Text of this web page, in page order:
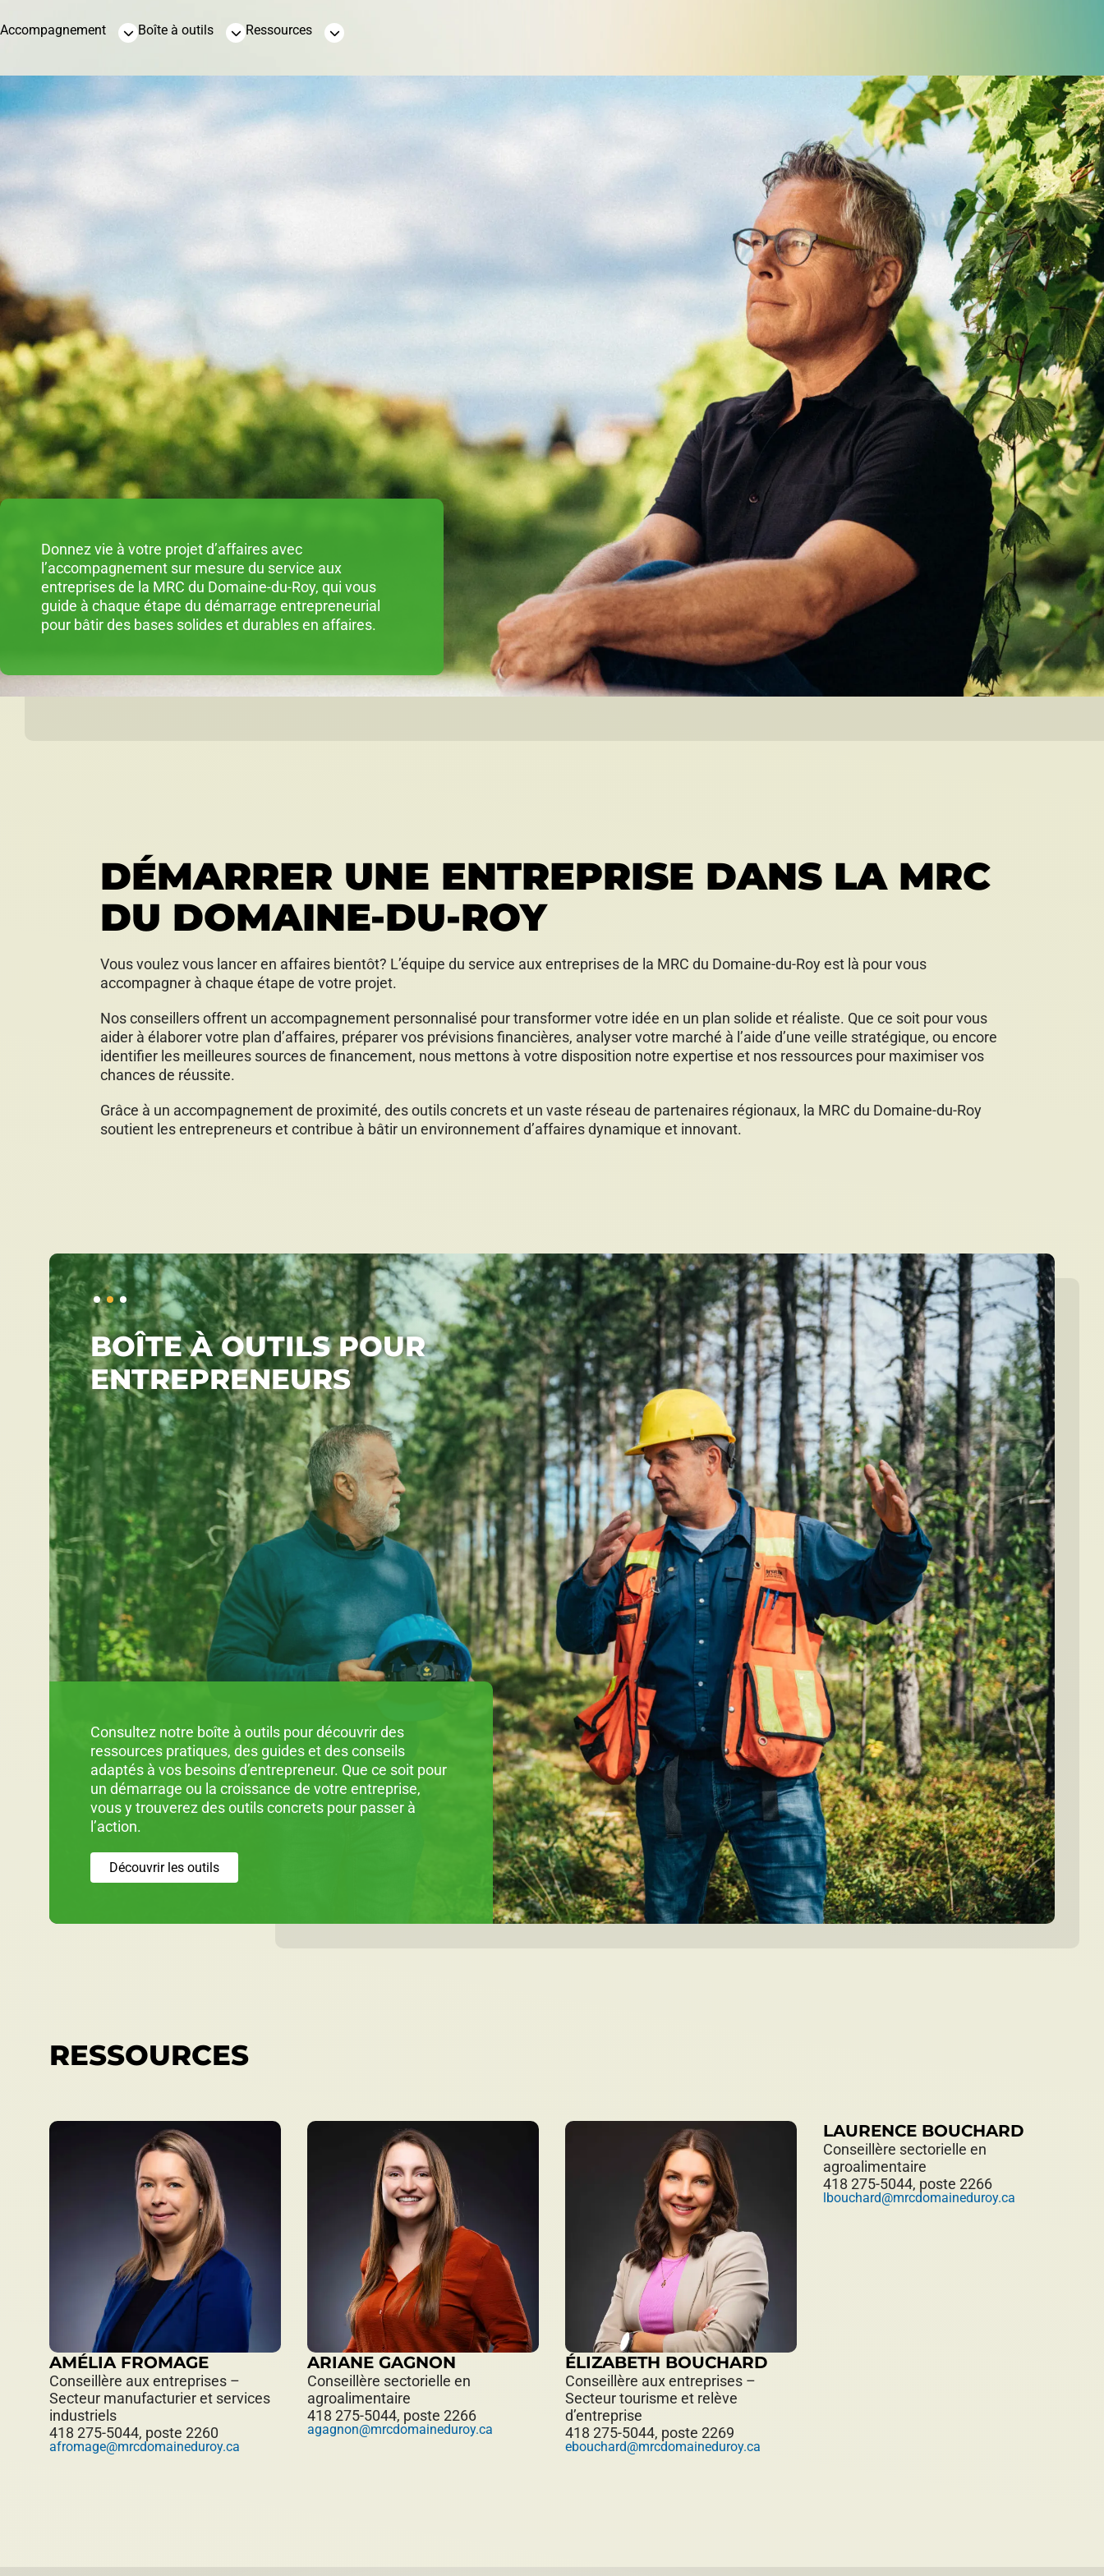
Sable et gravier Villégiature
Vente pour non-
Accompagnement Boîte à outils Ressources
Donnez vie à votre projet d’affaires avec
l’accompagnement sur mesure du service aux
entreprises de la MRC du Domaine-du-Roy, qui vous
guide à chaque étape du démarrage entrepreneurial
pour bâtir des bases solides et durables en affaires.
DÉMARRER UNE ENTREPRISE DANS LA MRC
DU DOMAINE-DU-ROY
Vous voulez vous lancer en affaires bientôt? L’équipe du service aux entreprises de la MRC du Domaine-du-Roy est là pour vous
accompagner à chaque étape de votre projet.
Nos conseillers offrent un accompagnement personnalisé pour transformer votre idée en un plan solide et réaliste. Que ce soit pour vous
aider à élaborer votre plan d’affaires, préparer vos prévisions financières, analyser votre marché à l’aide d’une veille stratégique, ou encore
identifier les meilleures sources de financement, nous mettons à votre disposition notre expertise et nos ressources pour maximiser vos
chances de réussite.
Grâce à un accompagnement de proximité, des outils concrets et un vaste réseau de partenaires régionaux, la MRC du Domaine-du-Roy
soutient les entrepreneurs et contribue à bâtir un environnement d’affaires dynamique et innovant.
BOÎTE À OUTILS POUR
ENTREPRENEURS
Consultez notre boîte à outils pour découvrir des
ressources pratiques, des guides et des conseils
adaptés à vos besoins d’entrepreneur. Que ce soit pour
un démarrage ou la croissance de votre entreprise,
vous y trouverez des outils concrets pour passer à
l’action.
Découvrir les outils
RESSOURCES
AMÉLIA FROMAGE
Conseillère aux entreprises –
Secteur manufacturier et services
industriels
418 275-5044, poste 2260
afromage@mrcdomaineduroy.ca
ARIANE GAGNON
Conseillère sectorielle en
agroalimentaire
418 275-5044, poste 2266
agagnon@mrcdomaineduroy.ca
ÉLIZABETH BOUCHARD
Conseillère aux entreprises –
Secteur tourisme et relève
d’entreprise
418 275-5044, poste 2269
ebouchard@mrcdomaineduroy.ca
LAURENCE BOUCHARD
Conseillère sectorielle en
agroalimentaire
418 275-5044, poste 2266
lbouchard@mrcdomaineduroy.ca